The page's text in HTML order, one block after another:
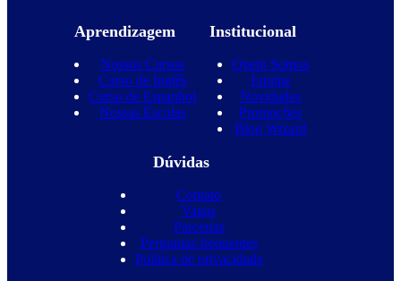
Aprendizagem
Nossos Cursos
Curso de Inglês
Curso de Espanhol
Nossas Escolas
Institucional
Quem Somos
Equipe
Novidades
Promoções
Blog Wizard
Dúvidas
Contato
Vagas
Parcerias
Perguntas frequentes
Política de privacidade